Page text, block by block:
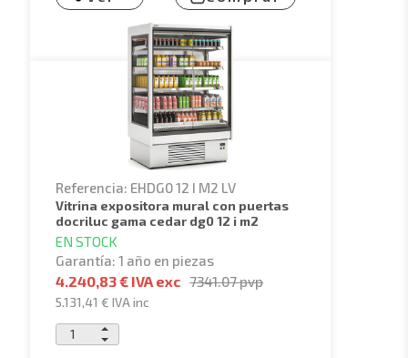
Referencia: EHDG0 12 I M2 LV
vitrina expositora mural con puertas
docriluc gama cedar dg0 12 i m2
EN STOCK
Garantía: 1 año en piezas
4.240,83 € IVA exc 7341.07pvp
5.131,41 €IVA inc